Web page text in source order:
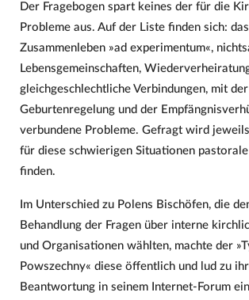
Der Fragebogen spart keines der für die
Probleme aus. Auf der Liste finden sich:
Zusammenleben »ad experimentum«,
Lebensgemeinschaften,
gleichgeschlechtliche Verbindungen, mit der
Geburtenregelung und der
verbundene Probleme. Gefragt wird
für diese schwierigen Situationen pastorale
finden.
Im Unterschied zu Polens Bischöfen, die
Behandlung der Fragen über interne
und Organisationen wählten, machte der
Powszechny« diese öffentlich und lud zu
Beantwortung in seinem Internet-Forum